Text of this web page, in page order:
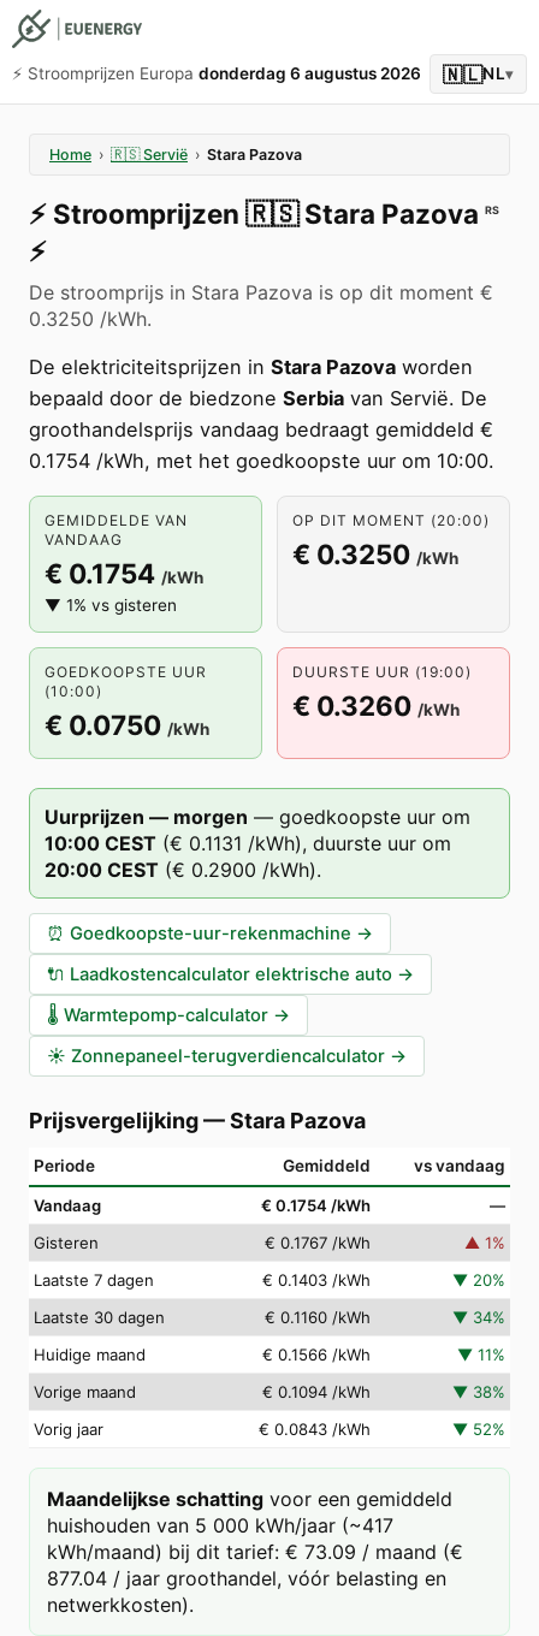
⚡️ Stroomprijzen Europa donderdag 6 augustus 2026 🇳🇱NL▾
Home › 🇷🇸 Servië › Stara Pazova
⚡️ Stroomprijzen 🇷🇸 Stara Pazova RS
⚡️
De stroomprijs in Stara Pazova is op dit moment €
0.3250 /kWh.
De elektriciteitsprijzen in Stara Pazova worden
bepaald door de biedzone Serbia van Servië. De
groothandelsprijs vandaag bedraagt gemiddeld €
0.1754 /kWh, met het goedkoopste uur om 10:00.
GEMIDDELDE VAN
VANDAAG
€ 0.1754 /kWh
▼ 1% vs gisteren
OP DIT MOMENT (20:00)
€ 0.3250 /kWh
GOEDKOOPSTE UUR
(10:00)
€ 0.0750 /kWh
DUURSTE UUR (19:00)
€ 0.3260 /kWh
Uurprijzen — morgen — goedkoopste uur om
10:00 CEST (€ 0.1131 /kWh), duurste uur om
20:00 CEST (€ 0.2900 /kWh).
⏰ Goedkoopste-uur-rekenmachine →
🔌 Laadkostencalculator elektrische auto →
🌡️ Warmtepomp-calculator →
☀️ Zonnepaneel-terugverdiencalculator →
Prijsvergelijking—Stara Pazova
Periode Gemiddeld vs vandaag
Vandaag € 0.1754 /kWh
—
Gisteren
€ 0.1767 /kWh ▲ 1%
Laatste 7 dagen
€ 0.1403 /kWh ▼ 20%
Laatste 30 dagen
€ 0.1160 /kWh ▼ 34%
Huidige maand
€ 0.1566 /kWh ▼ 11%
Vorige maand
€ 0.1094 /kWh ▼ 38%
Vorig jaar
€ 0.0843 /kWh ▼ 52%
Maandelijkse schatting voor een gemiddeld
huishouden van 5 000 kWh/jaar (~417
kWh/maand) bij dit tarief: € 73.09 / maand (€
877.04 / jaar groothandel, vóór belasting en
netwerkkosten).